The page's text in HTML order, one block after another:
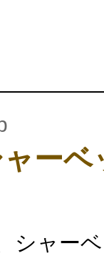
ー
シャー